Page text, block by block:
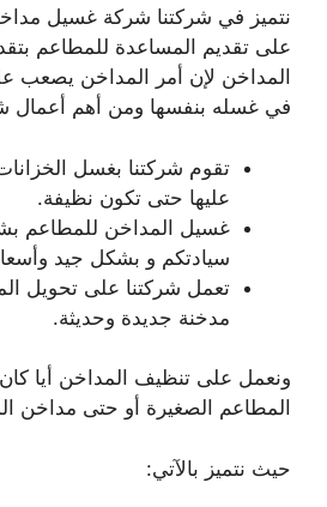
نتميز في شركتنا شركة غسيل
على تقديم المساعدة للمطاعم
المداخن لإن أمر المداخن يصعب
في غسله بنفسها ومن أهم أعمال
تقوم شركتنا بغسل
عليها حتى تكون نظيفة.
غسيل المداخن للمطاعم
سيادتكم و بشكل جيد
تعمل شركتنا على تحويل
مدخنة جديدة وحديثة.
ونعمل على تنظيف المداخن أيا
المطاعم الصغيرة أو حتى مداخن
حيث نتميز بالآتي: